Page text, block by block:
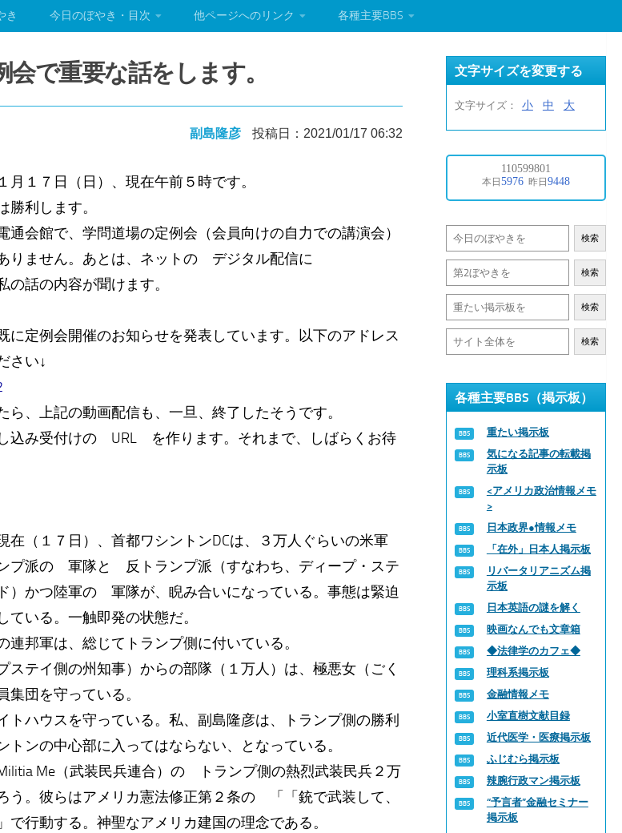
き 今日のぼやき・目次 他ページへのリンク 各種主要BBS
で重要な話をします。
副島隆彦 投稿日：2021/01/17 06:32
１７日（日）、現在午前５時です。
利します。
会館で、学問道場の定例会（会員向けの自力での講演会）
りません。あとは、ネットの デジタル配信に
話の内容が聞けます。
定例会開催のお知らせを発表しています。以下のアドレス
さい↓
、上記の動画配信も、一旦、終了したそうです。
込み受付けの URL を作ります。それまで、しばらくお待
（１７日）、首都ワシントンDCは、３万人ぐらいの米軍
プ派の 軍隊と 反トランプ派（すなわち、ディープ・ステ
）かつ陸軍の 軍隊が、睨み合いになっている。事態は緊迫
いる。一触即発の状態だ。
邦軍は、総じてトランプ側に付いている。
テイ側の州知事）からの部隊（１万人）は、極悪女（ごく
団を守っている。
トハウスを守っている。私、副島隆彦は、トランプ側の勝利
ンの中心部に入ってはならない、となっている。
Me（武装民兵連合）の トランプ側の熱烈武装民兵２万
う。彼らはアメリカ憲法修正第２条の 「「銃で武装して、
行動する。神聖なアメリカ建国の理念である。
文字サイズを変更する
文字サイズ： 小 中 大
検索
検索
検索
検索
各種主要BBS（掲示板）
重たい掲示板
気になる記事の転載掲
示板
<アメリカ政治情報メモ
>
日本政界●情報メモ
「在外」日本人掲示板
リバータリアニズム掲
示板
日本英語の謎を解く
映画なんでも文章箱
◆法律学のカフェ◆
理科系掲示板
金融情報メモ
小室直樹文献目録
近代医学・医療掲示板
ふじむら掲示板
辣腕行政マン掲示板
“予言者”金融セミナー
掲示板